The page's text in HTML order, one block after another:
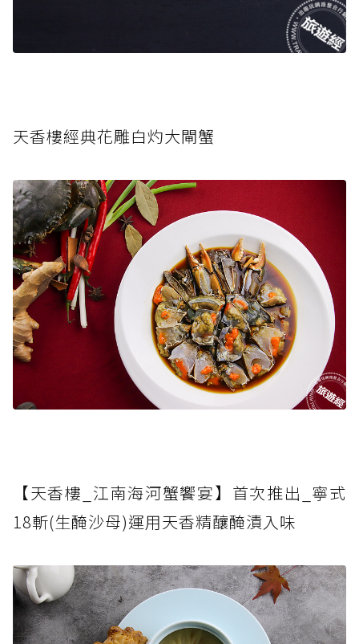
天香樓經典花雕白灼大閘蟹
【天香樓_江南海河蟹饗宴】首次推出_寧式
18斬(生醃沙母)運用天香精釀醃漬入味